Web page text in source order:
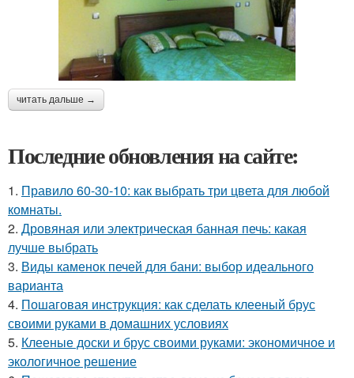
читать дальше →
Последние обновления на сайте:
1. Правило 60-30-10: как выбрать три цвета для любой
комнаты.
2. Дровяная или электрическая банная печь: какая
лучше выбрать
3. Виды каменок печей для бани: выбор идеального
варианта
4. Пошаговая инструкция: как сделать клееный брус
своими руками в домашних условиях
5. Клееные доски и брус своими руками: экономичное и
экологичное решение